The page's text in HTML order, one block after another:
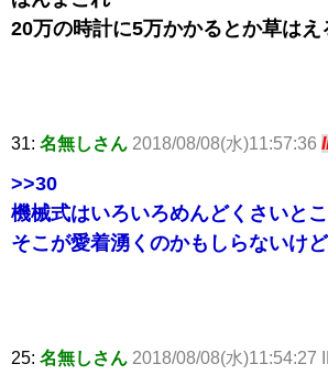
20万の時計に5万かかるとか草はえ
31: 名無しさん 2018/08/08(水)11:57:36
>>30
機械式はいろいろめんどくさいと
そこが愛着湧くのかもしらないけど
25: 名無しさん 2018/08/08(水)11:54:27